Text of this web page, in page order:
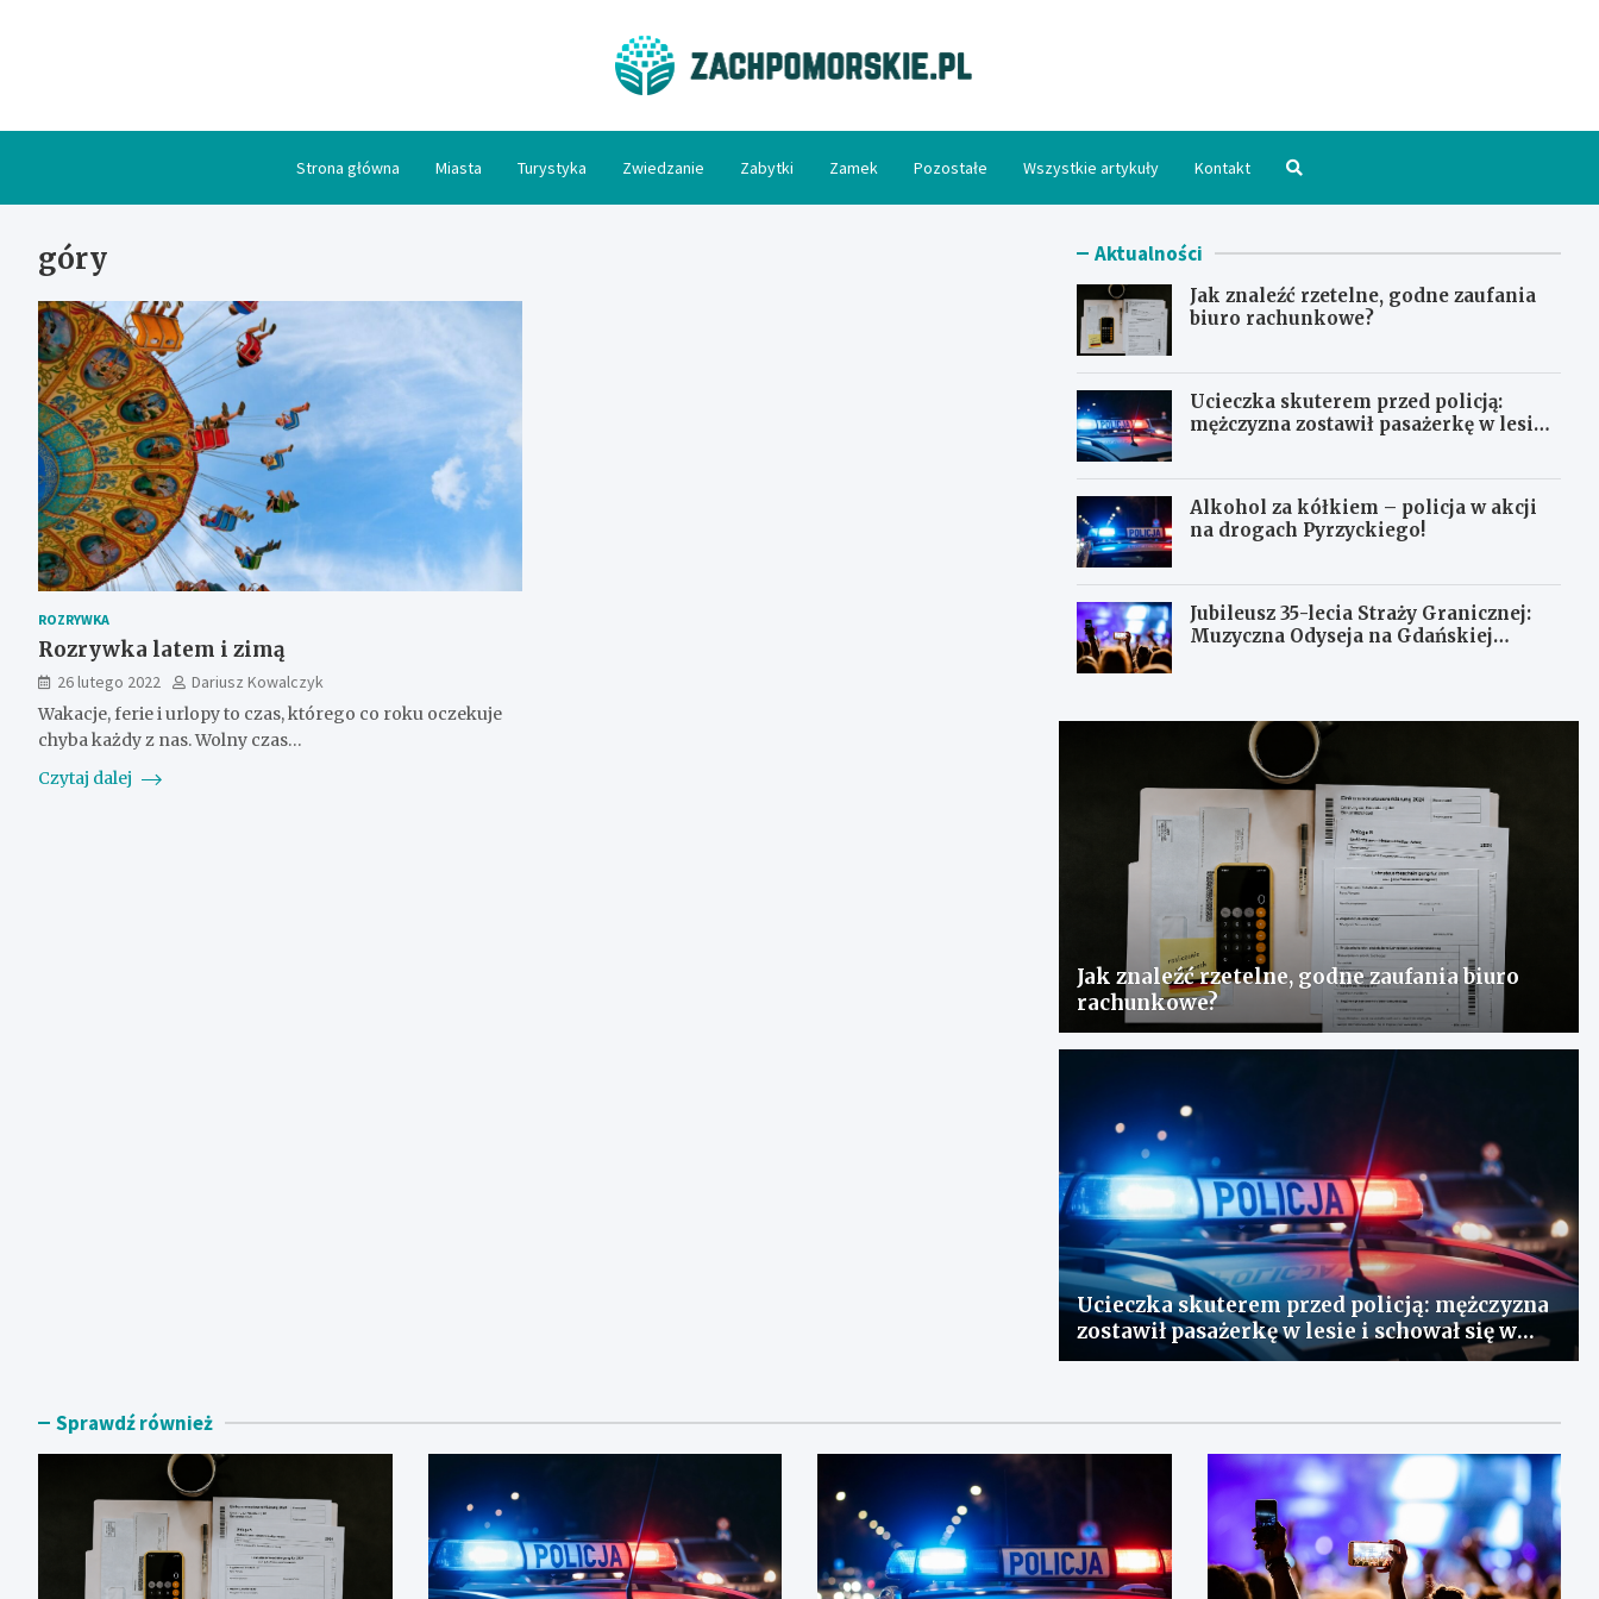
Strona główna Miasta Turystyka Zwiedzanie Zabytki Zamek Pozostałe Wszystkie artykuły Kontakt
góry
ROZRYWKA
Rozrywka latem i zimą
26 lutego 2022
Dariusz Kowalczyk
Wakacje, ferie i urlopy to czas, którego co roku oczekuje
chyba każdy z nas. Wolny czas…
Czytaj dalej
Aktualności
Jak znaleźć rzetelne, godne zaufania
biuro rachunkowe?
Ucieczka skuterem przed policją:
mężczyzna zostawił pasażerkę w lesie i
Alkohol za kółkiem – policja w akcji
na drogach Pyrzyckiego!
Jubileusz 35-lecia Straży Granicznej:
Muzyczna Odyseja na Gdańskiej
Jak znaleźć rzetelne, godne zaufania biuro
rachunkowe?
Ucieczka skuterem przed policją: mężczyzna
zostawił pasażerkę w lesie i schował się w
lodówce
Sprawdź również